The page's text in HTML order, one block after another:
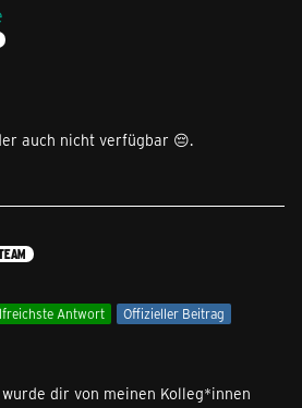
auch nicht verfügbar 😔.
Antwort Offizieller Beitrag
dir von meinen Kolleg*innen